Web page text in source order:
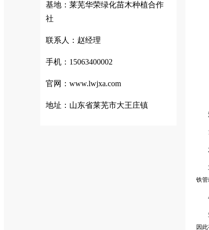
基地：莱芜华荣绿化苗木种植合作
社
联系人：赵经理
手机：15063400002
官网：www.lwjxa.com
地址：山东省莱芜市大王庄镇
铁
因